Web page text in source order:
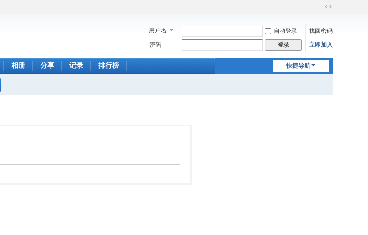
切
到
宽
用户名 自动登录
找回密码
密码
登录 立即加入
快捷导航
相册 分享 记录 排行榜